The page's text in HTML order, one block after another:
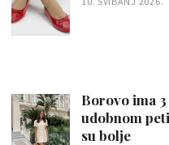
Borovo ima
udobnom
su bolje